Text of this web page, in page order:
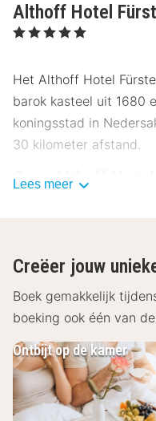
Althoff Hotel
, 5 Sterren
Het Althoff Hotel
barok kasteel uit 1680
koningsstad in
30 kilometer afstand.
Over Althoff Hotel
in de wellnessruimte.
Faciliteiten Althoff
Fürstenhof Celle zijn
en beschikken
wifi, minibar en een
Lees meer
Creëer jouw
Boek gemakkelijk
boeking ook één van
Ontbijt op de kamer